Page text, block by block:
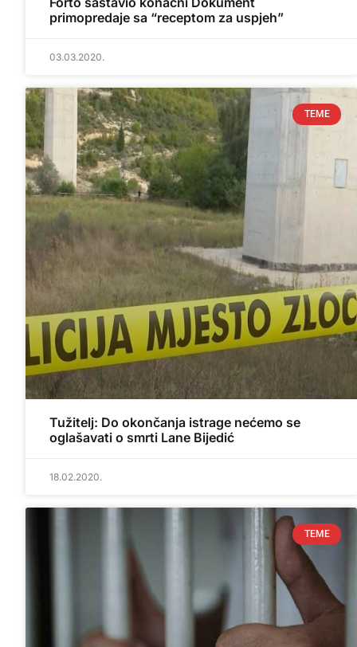
primopredaje sa “receptom za uspjeh”
03.03.2020.
TEME
Tužitelj: Do okončanja istrage nećemo se
oglašavati o smrti Lane Bijedić
18.02.2020.
TEME